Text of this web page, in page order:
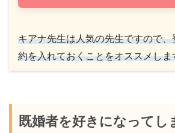
キアナ先生は人気の先生ですので
約を入れておくことをオススメしま
既婚者を好きになってし